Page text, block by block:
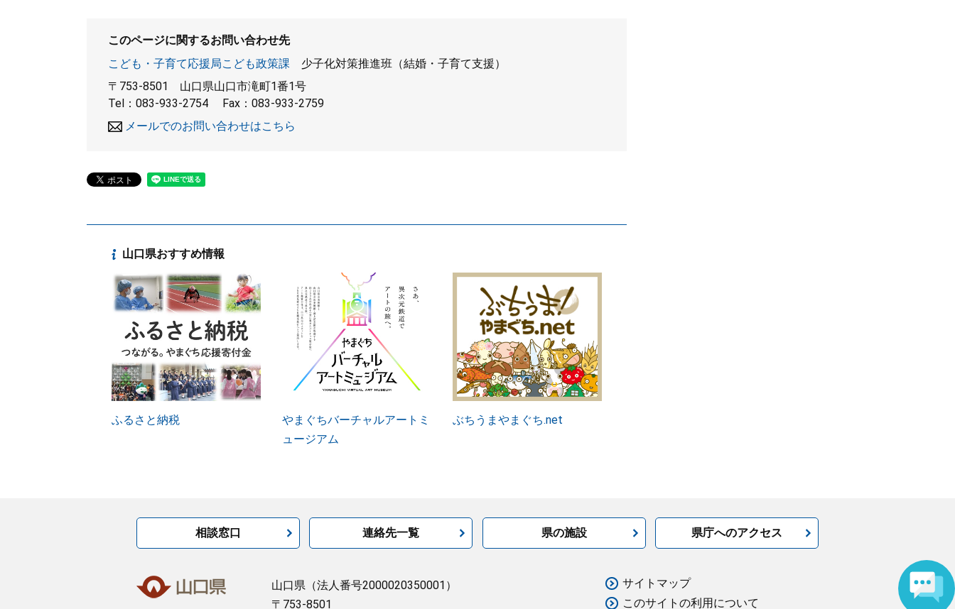
このページに関するお問い合わせ先
こども・子育て応援局こども政策課
少子化対策推進班（結婚・子育て支援）
〒753-8501
山口県山口市滝町1番1号
Tel：083-933-2754
Fax：083-933-2759
メールでのお問い合わせはこちら
山口県おすすめ情報
ふるさと納税
やまぐちバーチャルアートミ
ュージアム
ぶちうまやまぐち.net
相談窓口 連絡先一覧 県の施設 県庁へのアクセス
山口県 （法人番号2000020350001）
〒753-8501
サイトマップ
このサイトの利用について